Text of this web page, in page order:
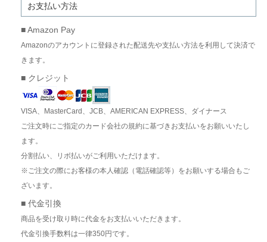
お支払い方法
■ Amazon Pay
Amazonのアカウントに登録された配送先や支払い方法を利用して決済で
きます。
■ クレジット
VISA、MasterCard、JCB、AMERICAN EXPRESS、ダイナース
ご注文時にご指定のカード会社の規約に基づきお支払いをお願いいたし
ます。
分割払い、リボ払いがご利用いただけます。
※ご注文の際にお客様の本人確認（電話確認等）をお願いする場合もご
ざいます。
■ 代金引換
商品を受け取り時に代金をお支払いいただきます。
代金引換手数料は一律350円です。